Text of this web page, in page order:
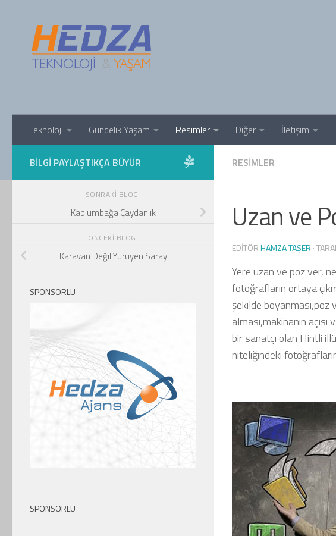
Teknoloji Gündelik Yaşam Resimler Diğer İletişim
RESIMLER
Uzan ve
EDITÖRHAMZA TAŞER ·
Yere uzan ve poz ver,
fotoğrafların ortaya
şekilde
alması,makinanın
bir sanatçı olan Hintli
niteliğindeki
BILGI PAYLAŞTIKÇA BÜYÜR
SONRAKI BLOG
Kaplumbağa Çaydanlık
ÖNCEKI BLOG
Karavan Değil Yürüyen Saray
SPONSORLU
SPONSORLU